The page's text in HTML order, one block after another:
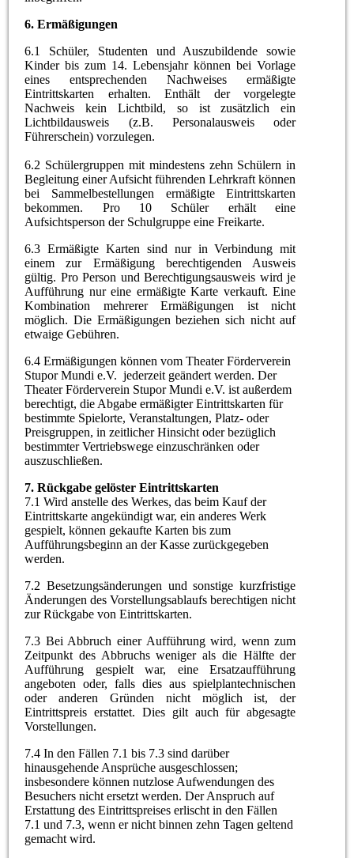
6. Ermäßigungen
6.1 Schüler, Studenten und Auszubildende sowie
Kinder bis zum 14. Lebensjahr können bei Vorlage
eines entsprechenden Nachweises ermäßigte
Eintrittskarten erhalten. Enthält der vorgelegte
Nachweis kein Lichtbild, so ist zusätzlich ein
Lichtbildausweis (z.B. Personalausweis oder
Führerschein) vorzulegen.
6.2 Schülergruppen mit mindestens zehn Schülern in
Begleitung einer Aufsicht führenden Lehrkraft können
bei Sammelbestellungen ermäßigte Eintrittskarten
bekommen. Pro 10 Schüler erhält eine
Aufsichtsperson der Schulgruppe eine Freikarte.
6.3 Ermäßigte Karten sind nur in Verbindung mit
einem zur Ermäßigung berechtigenden Ausweis
gültig. Pro Person und Berechtigungsausweis wird je
Aufführung nur eine ermäßigte Karte verkauft. Eine
Kombination mehrerer Ermäßigungen ist nicht
möglich. Die Ermäßigungen beziehen sich nicht auf
etwaige Gebühren.
6.4 Ermäßigungen können vom Theater Förderverein
Stupor Mundi e.V. jederzeit geändert werden. Der
Theater Förderverein Stupor Mundi e.V. ist außerdem
berechtigt, die Abgabe ermäßigter Eintrittskarten für
bestimmte Spielorte, Veranstaltungen, Platz- oder
Preisgruppen, in zeitlicher Hinsicht oder bezüglich
bestimmter Vertriebswege einzuschränken oder
auszuschließen.
7. Rückgabe gelöster Eintrittskarten
7.1 Wird anstelle des Werkes, das beim Kauf der
Eintrittskarte angekündigt war, ein anderes Werk
gespielt, können gekaufte Karten bis zum
Aufführungsbeginn an der Kasse zurückgegeben
werden.
7.2 Besetzungsänderungen und sonstige kurzfristige
Änderungen des Vorstellungsablaufs berechtigen nicht
zur Rückgabe von Eintrittskarten.
7.3 Bei Abbruch einer Aufführung wird, wenn zum
Zeitpunkt des Abbruchs weniger als die Hälfte der
Aufführung gespielt war, eine Ersatzaufführung
angeboten oder, falls dies aus spielplantechnischen
oder anderen Gründen nicht möglich ist, der
Eintrittspreis erstattet. Dies gilt auch für abgesagte
Vorstellungen.
7.4 In den Fällen 7.1 bis 7.3 sind darüber
hinausgehende Ansprüche ausgeschlossen;
insbesondere können nutzlose Aufwendungen des
Besuchers nicht ersetzt werden. Der Anspruch auf
Erstattung des Eintrittspreises erlischt in den Fällen
7.1 und 7.3, wenn er nicht binnen zehn Tagen geltend
gemacht wird.